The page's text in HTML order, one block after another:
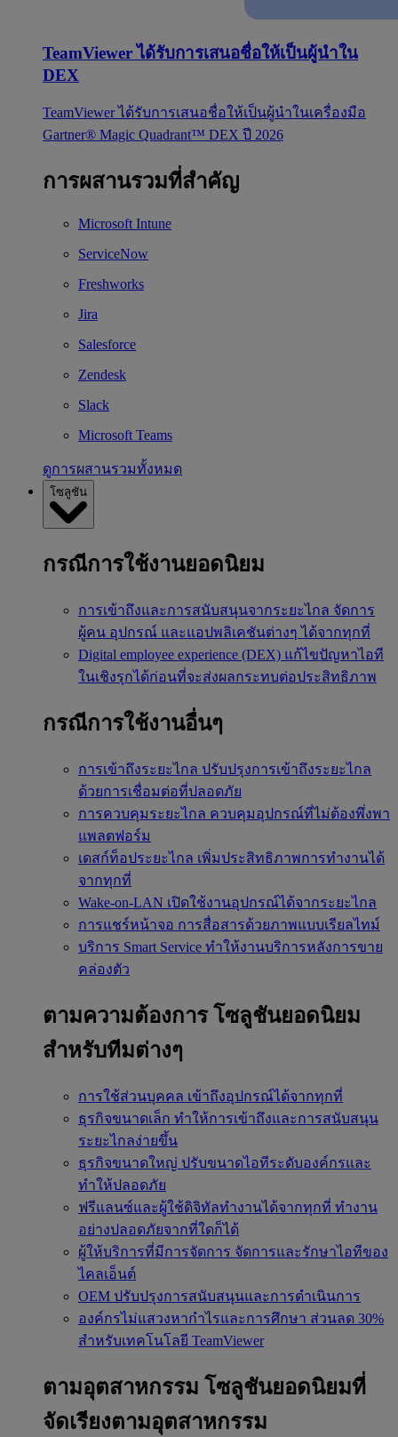
TeamViewer ได้รับการเสนอชื่อให้เป็นผู้นำใน
DEX
TeamViewer ได้รับการเสนอชื่อให้เป็นผู้นำในเครื่องมือ
Gartner® Magic Quadrant™ DEX ปี 2026
การผสานรวมที่สำคัญ
Microsoft Intune
ServiceNow
Freshworks
Jira
Salesforce
Zendesk
Slack
Microsoft Teams
ดูการผสานรวมทั้งหมด
โซลูชัน
กรณีการใช้งานยอดนิยม
การเข้าถึงและการสนับสนุนจากระยะไกล จัดการ
ผู้คน อุปกรณ์ และแอปพลิเคชันต่างๆ ได้จากทุกที่
Digital employee experience (DEX) แก้ไขปัญหาไอที
ในเชิงรุกได้ก่อนที่จะส่งผลกระทบต่อประสิทธิภาพ
กรณีการใช้งานอื่นๆ
การเข้าถึงระยะไกล ปรับปรุงการเข้าถึงระยะไกล
ด้วยการเชื่อมต่อที่ปลอดภัย
การควบคุมระยะไกล ควบคุมอุปกรณ์ที่ไม่ต้องพึ่งพา
แพลตฟอร์ม
เดสก์ท็อประยะไกล เพิ่มประสิทธิภาพการทำงานได้
จากทุกที่
Wake-on-LAN เปิดใช้งานอุปกรณ์ได้จากระยะไกล
การแชร์หน้าจอ การสื่อสารด้วยภาพแบบเรียลไทม์
บริการ Smart Service ทำให้งานบริการหลังการขาย
คล่องตัว
ตามความต้องการ โซลูชันยอดนิยม
สำหรับทีมต่างๆ
การใช้ส่วนบุคคล เข้าถึงอุปกรณ์ได้จากทุกที่
ธุรกิจขนาดเล็ก ทำให้การเข้าถึงและการสนับสนุน
ระยะไกลง่ายขึ้น
ธุรกิจขนาดใหญ่ ปรับขนาดไอทีระดับองค์กรและ
ทำให้ปลอดภัย
ฟรีแลนซ์และผู้ใช้ดิจิทัลทำงานได้จากทุกที่ ทำงาน
อย่างปลอดภัยจากที่ใดก็ได้
ผู้ให้บริการที่มีการจัดการ จัดการและรักษาไอทีของ
ไคลเอ็นต์
OEM ปรับปรุงการสนับสนุนและการดำเนินการ
องค์กรไม่แสวงหากำไรและการศึกษา ส่วนลด 30%
สำหรับเทคโนโลยี TeamViewer
ตามอุตสาหกรรม โซลูชันยอดนิยมที่
จัดเรียงตามอุตสาหกรรม